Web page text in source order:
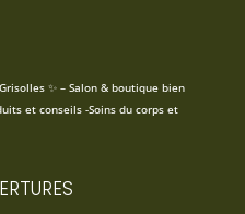
✨ – Salon & boutique bien
et conseils -Soins du corps et